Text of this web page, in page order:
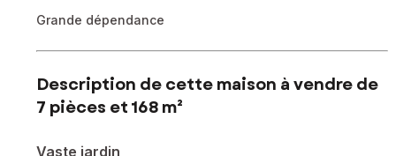
Grande dépendance
Description de cette maison à vendre de
7 pièces et 168 m²
Vaste jardin